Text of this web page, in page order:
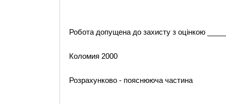
Робота допущена до захисту з оцінкою
Коломия 2000
Розрахунково - пояснююча частина